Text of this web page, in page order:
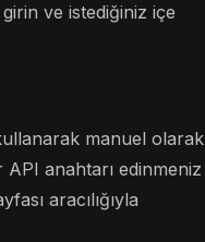
ve istediğiniz içe
manuel olarak
anahtarı edinmeniz
aracılığıyla